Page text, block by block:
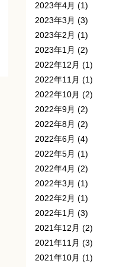
2023年4月 (1)
2023年3月 (3)
2023年2月 (1)
2023年1月 (2)
2022年12月 (1)
2022年11月 (1)
2022年10月 (2)
2022年9月 (2)
2022年8月 (2)
2022年6月 (4)
2022年5月 (1)
2022年4月 (2)
2022年3月 (1)
2022年2月 (1)
2022年1月 (3)
2021年12月 (2)
2021年11月 (3)
2021年10月 (1)